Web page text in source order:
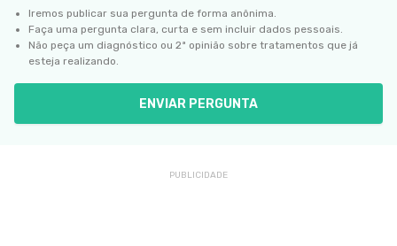
Iremos publicar sua pergunta de forma anônima.
Faça uma pergunta clara, curta e sem incluir dados pessoais.
Não peça um diagnóstico ou 2ª opinião sobre tratamentos que já
esteja realizando.
ENVIAR PERGUNTA